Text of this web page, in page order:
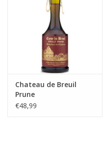
Over ons
Chateau de Breuil
Prune
€48,99